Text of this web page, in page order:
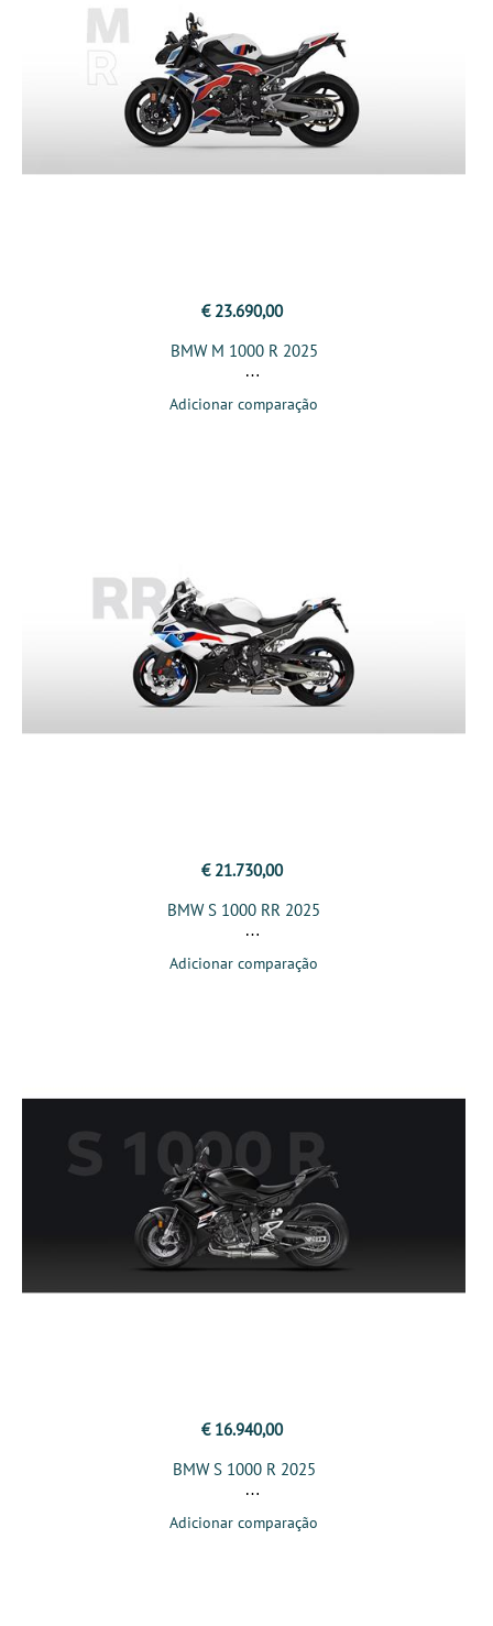
€ 23.690,00
BMW M 1000 R 2025
Adicionar comparação
€ 21.730,00
BMW S 1000 RR 2025
Adicionar comparação
€ 16.940,00
BMW S 1000 R 2025
Adicionar comparação